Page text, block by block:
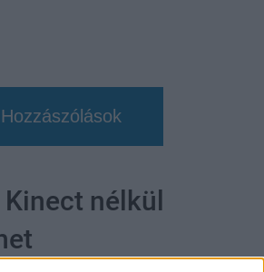
Hozzászólások
nélkül